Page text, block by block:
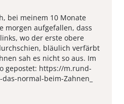
bei meinem 10 Monate
morgen aufgefallen, dass
wo der erste obere
bläulich verfärbt
sah es nicht so aus. Im
gepostet: https://m.rund-
normal-beim-Zahnen_